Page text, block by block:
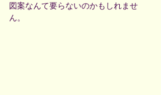
図案なんて要らないのかもしれませ
ん。